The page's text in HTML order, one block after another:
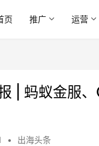
页 推广 运营
| 蚂蚁金服
• 出海头条